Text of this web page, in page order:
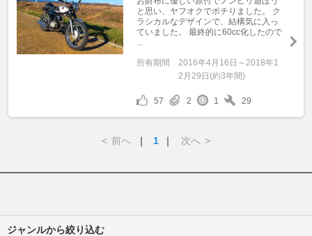
と思い、ヤフオクでポチりました。 ク
ラシカルなデザインで、結構気に入っ
ていました。 最終的に60cc化したので
所有期間
2016年4月16日～2018年1
2月29日(約3年間)
57 2 1 29
< 前へ ｜ 1 ｜ 次へ >
ジャンルから絞り込む